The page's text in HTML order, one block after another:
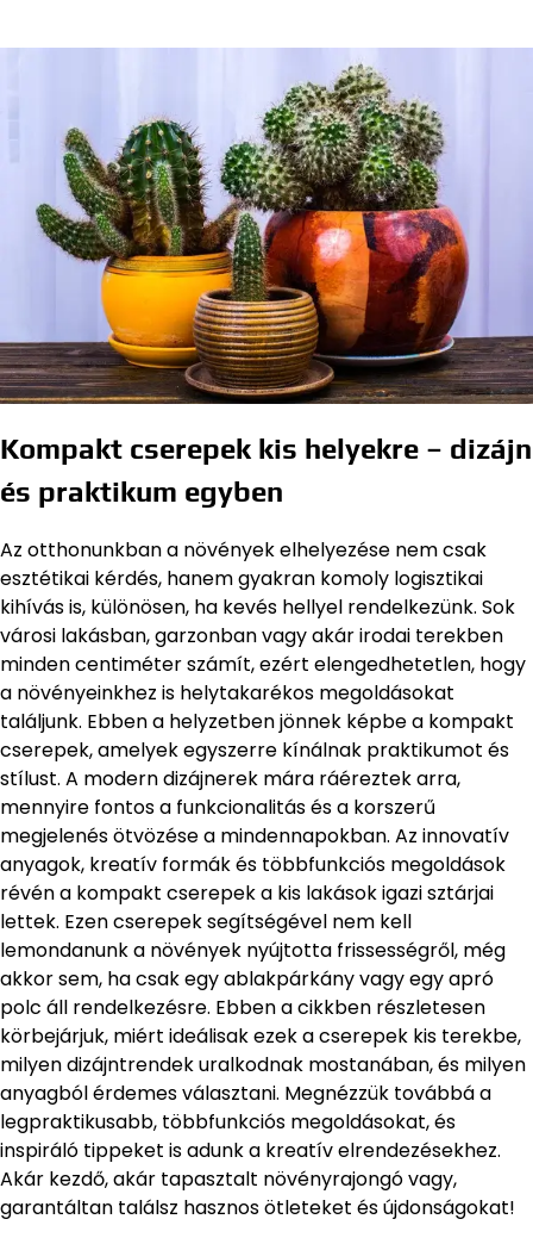
Kompakt cserepek kis helyekre – dizájn
és praktikum egyben
Az otthonunkban a növények elhelyezése nem csak
esztétikai kérdés, hanem gyakran komoly logisztikai
kihívás is, különösen, ha kevés hellyel rendelkezünk. Sok
városi lakásban, garzonban vagy akár irodai terekben
minden centiméter számít, ezért elengedhetetlen, hogy
a növényeinkhez is helytakarékos megoldásokat
találjunk. Ebben a helyzetben jönnek képbe a kompakt
cserepek, amelyek egyszerre kínálnak praktikumot és
stílust. A modern dizájnerek mára ráéreztek arra,
mennyire fontos a funkcionalitás és a korszerű
megjelenés ötvözése a mindennapokban. Az innovatív
anyagok, kreatív formák és többfunkciós megoldások
révén a kompakt cserepek a kis lakások igazi sztárjai
lettek. Ezen cserepek segítségével nem kell
lemondanunk a növények nyújtotta frissességről, még
akkor sem, ha csak egy ablakpárkány vagy egy apró
polc áll rendelkezésre. Ebben a cikkben részletesen
körbejárjuk, miért ideálisak ezek a cserepek kis terekbe,
milyen dizájntrendek uralkodnak mostanában, és milyen
anyagból érdemes választani. Megnézzük továbbá a
legpraktikusabb, többfunkciós megoldásokat, és
inspiráló tippeket is adunk a kreatív elrendezésekhez.
Akár kezdő, akár tapasztalt növényrajongó vagy,
garantáltan találsz hasznos ötleteket és újdonságokat!